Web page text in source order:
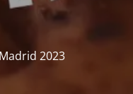
2023